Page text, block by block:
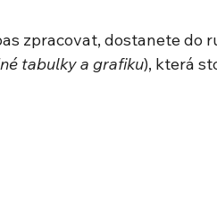
zpracovat, dostanete do
tabulky a grafiku), která